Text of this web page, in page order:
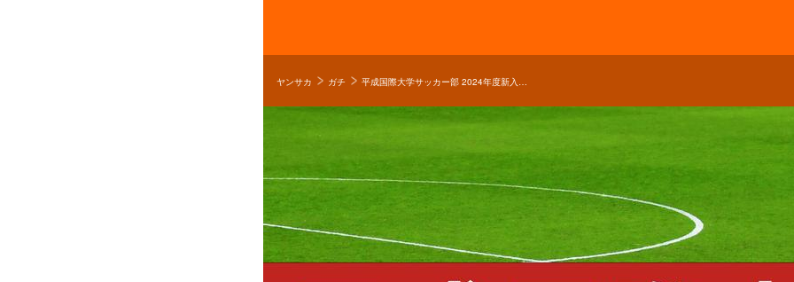
ヤンサカ ガチ 平成国際大学サッカー部 2024年度新入部員一覧！正智深谷、青森山田、聖和学園などから入部！【大学進路情報】